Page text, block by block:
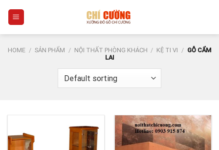
HOME / SẢN PHẨM / NỘI THẤT PHÒNG KHÁCH / KỆ TI VI / GỖ CẨM
LAI